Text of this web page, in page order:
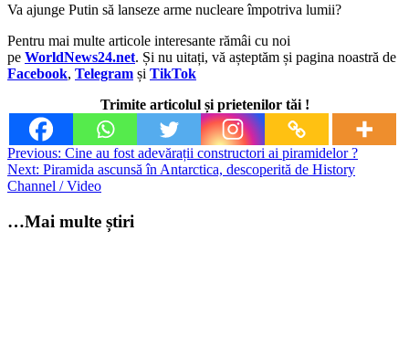
Va ajunge Putin să lanseze arme nucleare împotriva lumii?
Pentru mai multe articole interesante rămâi cu noi
pe WorldNews24.net. Și nu uitați, vă așteptăm și pagina noastră de
Facebook, Telegram și TikTok
Trimite articolul și prietenilor tăi !
Post
navigation
Previous: Cine au fost adevărații constructori ai piramidelor ?
Next: Piramida ascunsă în Antarctica, descoperită de History
Channel / Video
…Mai multe știri